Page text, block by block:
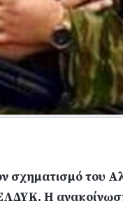
σχηματισμό του
Η